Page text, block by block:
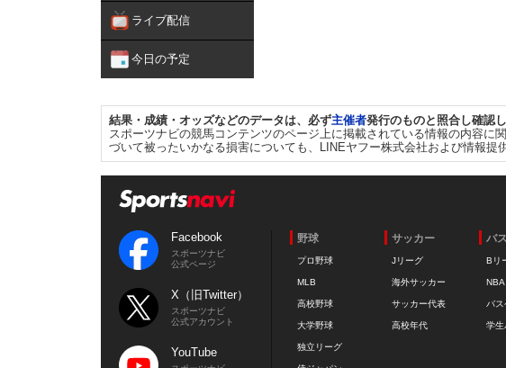
ライブ配信
今日の予定
結果・成績・オッズなどのデータは、必ず主催者発行のものと照合し確認し
スポーツナビの競馬コンテンツのページ上に掲載されている情報の内容
づいて被ったいかなる損害についても、LINEヤフー株式会社および情報提
Facebook
スポーツナビ
公式ページ
X（旧Twitter）
スポーツナビ
公式アカウント
YouTube
野球
プロ野球
MLB
高校野球
大学野球
独立リーグ
サッカー
Jリーグ
海外サッカー
サッカー代表
高校年代
バ
Bリ
NBA
バ
学生